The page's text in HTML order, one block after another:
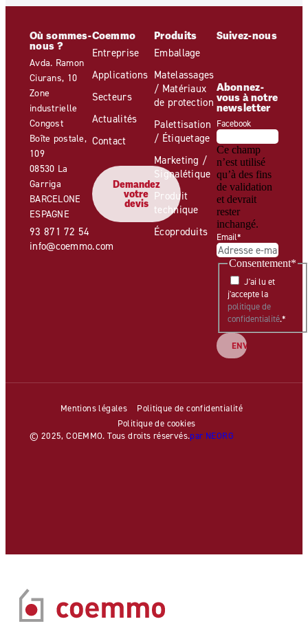
Où sommes-
nous ?
Avda. Ramon
Ciurans, 10
Zone
industrielle
Congost
Boîte postale,
109
08530 La
Garriga
BARCELONE
ESPAGNE
93 871 72 54
info@coemmo.com
Coemmo
Entreprise
Applications
Secteurs
Actualités
Contact
Demandez
votre
devis
Produits
Emballage
Matelassages
/ Matériaux
de protection
Palettisation
/ Étiquetage
Marketing /
Signalétique
Produit
technique
Écoproduits
Suivez-nous
Abonnez-
vous à notre
newsletter
Facebook
Ce champ
n’est utilisé
qu’à des fins
de validation
et devrait
rester
inchangé.
Email*
Consentement*
J'ai lu et
j'accepte la
politique de
confidentialité.*
Mentions légales
Politique de confidentialité
Politique de cookies
© 2025, COEMMO. Tous droits réservés.par NEORG